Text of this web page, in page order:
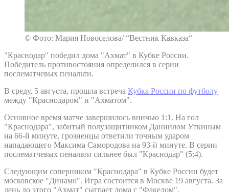
© Фото: Мария Новоселова/ “Вестник Кавказа“
"Краснодар" победил дома "Ахмат" в Кубке России.
Победитель противостояния определился в серии
послематчевых пенальти.
В среду, 5 августа, прошла встреча Кубка России по футболу
между "Краснодаром" и "Ахматом".
Основное время матче завершилось вничью 1:1. На гол
"Краснодара", забитый полузащитником Даниилом Уткиным
на 66-й минуте, грозненцы ответили точным ударом
нападающего Максима Самородова на 93-й минуте. В серии
послематчевых пенальти сильнее был "Краснодар" (5:4).
Следующим соперником "Краснодара" в Кубке России будет
московское "Динамо". Игра состоится в Москве 19 августа. За
день до этого "Ахмат" сыграет дома с "Факелом".